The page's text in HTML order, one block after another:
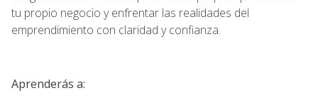
tu propio negocio y enfrentar las realidades del
emprendimiento con claridad y confianza.
Aprenderás a: